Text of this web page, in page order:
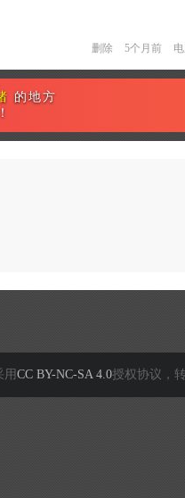
删除 5个月前
的地方
用 CC BY-NC-SA 4.0授权协议，